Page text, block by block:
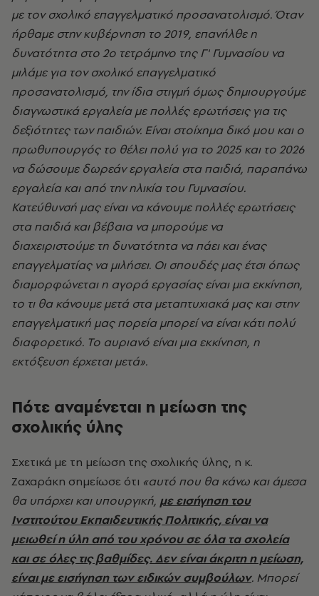
με τον σχολικό επαγγελματικό προσανατολισμό. Όταν
ήρθαμε στην κυβέρνηση το 2019, επανήλθε η
δυνατότητα στο 2ο τετράμηνο της Γ' Γυμνασίου να
μιλάμε για τον σχολικό επαγγελματικό
προσανατολισμό, την ίδια στιγμή όμως δημιουργούμε
διαγνωστικά εργαλεία με πολλές ερωτήσεις για τις
δεξιότητες των παιδιών. Είναι στοίχημα δικό μου και ο
πρωθυπουργός το θέλει πολύ για το 2025 και το 2026
να δώσουμε δωρεάν εργαλεία στα παιδιά, παραπάνω
εργαλεία και από την ηλικία του Γυμνασίου.
Κατεύθυνσή μας είναι να κάνουμε πολλές ερωτήσεις
στα παιδιά και βέβαια να μπορούμε να
διαχειριστούμε τη δυνατότητα να πάει και ένας
επαγγελματίας να μιλήσει. Οι σπουδές μας έτσι όπως
διαμορφώνεται η αγορά εργασίας είναι μια εκκίνηση,
το τι θα κάνουμε μετά στα μεταπτυχιακά μας και στην
επαγγελματική μας πορεία μπορεί να είναι κάτι πολύ
διαφορετικό. Το αυριανό είναι μια εκκίνηση, η
εκτόξευση έρχεται μετά».
Πότε αναμένεται η μείωση της
σχολικής ύλης
Σχετικά με τη μείωση της σχολικής ύλης, η κ.
Ζαχαράκη σημείωσε ότι «αυτό που θα κάνω και άμεσα
θα υπάρχει και υπουργική, με εισήγηση του
Ινστιτούτου Εκπαιδευτικής Πολιτικής, είναι να
μειωθεί η ύλη από του χρόνου σε όλα τα σχολεία
και σε όλες τις βαθμίδες. Δεν είναι άκριτη η μείωση,
είναι με εισήγηση των ειδικών συμβούλων. Μπορεί